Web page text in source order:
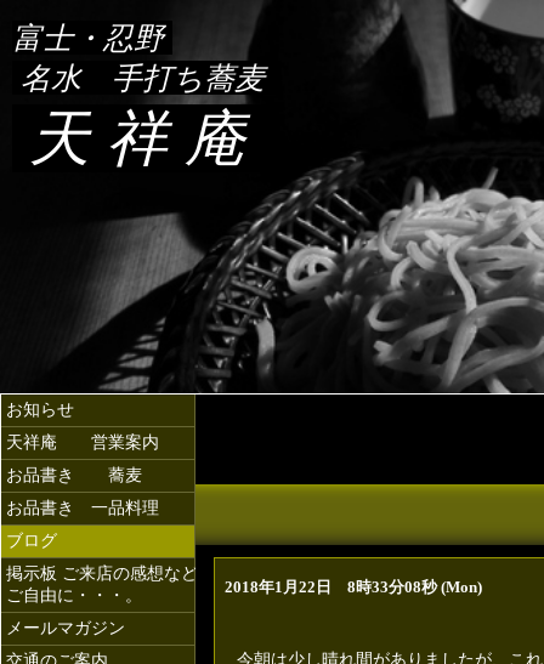
富士・忍野
名水 手打ち蕎麦
天 祥 庵
富士箱根
2018年1月22日 8時33分08秒 (Mon)
今朝は少し晴れ間がありましたが、これ
お知らせ
天祥庵 営業案内
お品書き 蕎麦
お品書き 一品料理
ブログ
掲示板 ご来店の感想など
ご自由に・・・。
メールマガジン